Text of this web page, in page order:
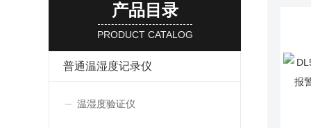
产品目录
PRODUCT CATALOG
普通温湿度记录仪
温湿度验证仪